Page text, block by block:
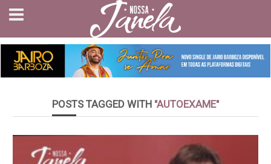
POSTS TAGGED WITH "AUTOEXAME"